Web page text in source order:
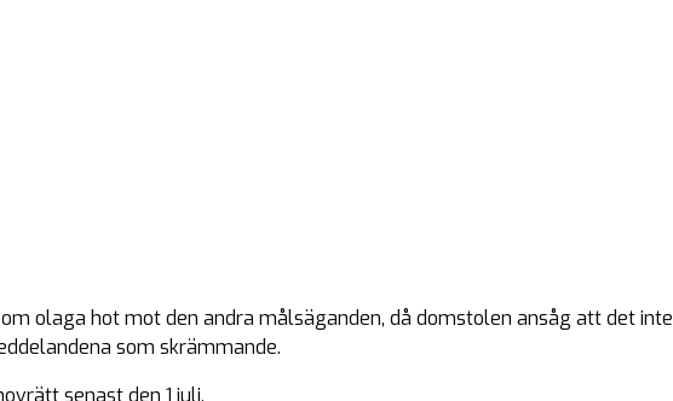
olaga hot mot den andra målsäganden, då domstolen ansåg att det inte
som skrämmande.
senast den 1 juli.